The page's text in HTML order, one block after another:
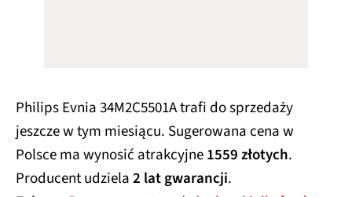
Philips Evnia 34M2C5501A trafi do sprzedaży
jeszcze w tym miesiącu. Sugerowana cena w
Polsce ma wynosić atrakcyjne1559 złotych.
Producent udziela2 lat gwarancji.